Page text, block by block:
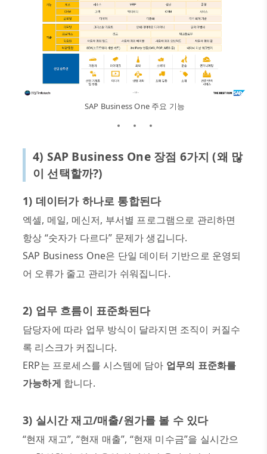
SAP Business One 주요 기능
4) SAP Business One 장점 6가지 (왜 많
이 선택할까?)
1) 데이터가 하나로 통합된다
엑셀, 메일, 메신저, 부서별 프로그램으로 관리하면
항상 “숫자가 다르다” 문제가 생깁니다.
SAP Business One은 단일 데이터 기반으로 운영되
어 오류가 줄고 관리가 쉬워집니다.
2) 업무 흐름이 표준화된다
담당자에 따라 업무 방식이 달라지면 조직이 커질수
록 리스크가 커집니다.
ERP는 프로세스를 시스템에 담아 업무의 표준화를
가능하게 합니다.
3) 실시간 재고/매출/원가를 볼 수 있다
“현재 재고”, “현재 매출”, “현재 미수금”을 실시간으